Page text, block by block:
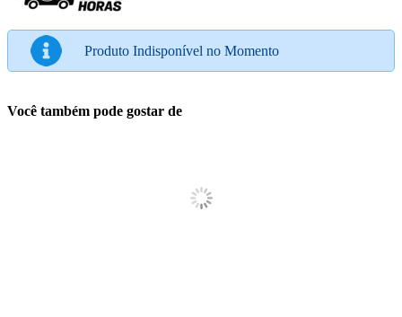
Produto Indisponível no Momento
Você também pode gostar de